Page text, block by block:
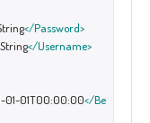
</Password>
String</Username>
01-01T00:00:00</Be